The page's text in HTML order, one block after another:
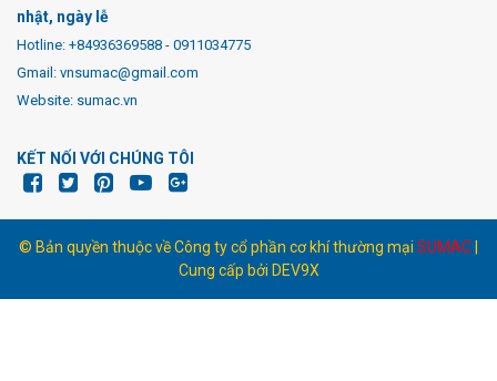
nhật, ngày lễ
Hotline: +84936369588 - 0911034775
Gmail: vnsumac@gmail.com
Website: sumac.vn
KẾT NỐI VỚI CHÚNG TÔI
© Bản quyền thuộc về Công ty cổ phần cơ khí thường mại SUMAC
Cung cấp bởi DEV9X